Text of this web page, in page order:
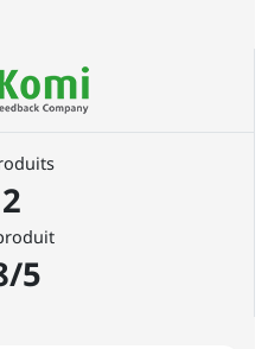
5